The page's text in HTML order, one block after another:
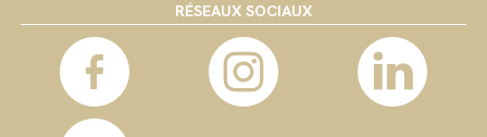
RÉSEAUX SOCIAUX